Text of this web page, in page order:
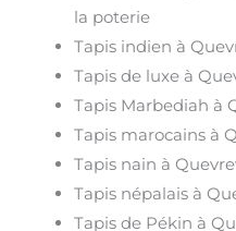
la poterie
Tapis indien à
Tapis de luxe à
Tapis Marbediah à
Tapis marocains à
Tapis nain à
Tapis népalais à
Tapis de Pékin à